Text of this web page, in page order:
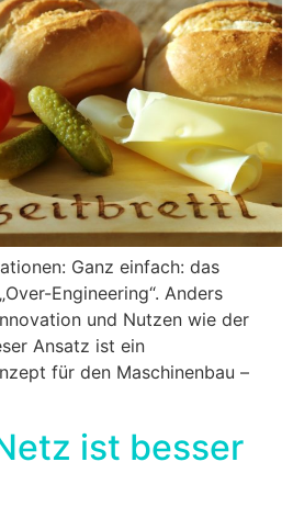
Ganz einfach: das
Engineering“. Anders
und Nutzen wie der
Ansatz ist ein
für den Maschinenbau –
ist besser